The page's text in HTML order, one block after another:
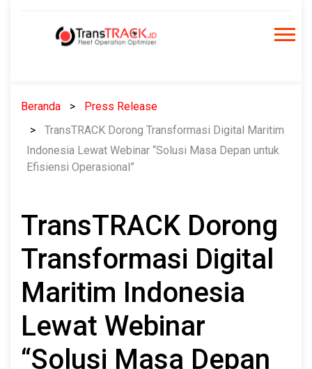
Beranda
Press Release
TransTRACK Dorong Transformasi Digital Maritim
Indonesia Lewat Webinar “Solusi Masa Depan untuk
Efisiensi Operasional”
TransTRACK Dorong
Transformasi Digital
Maritim Indonesia
Lewat Webinar
“Solusi Masa Depan